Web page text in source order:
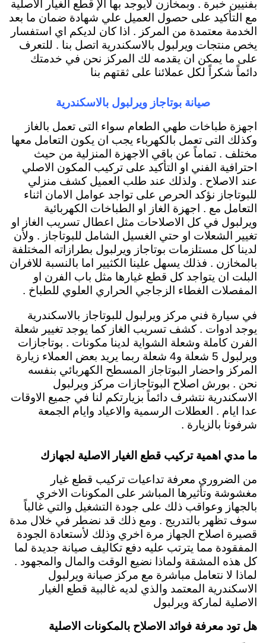
بفنيين خبرة . وبمخازن لايوجد بها الإ قطع الغيار الاصلية
مع التأكيد على حصول العميل علي شهادة ضمان ما بعد
الخدمة معتمدة من المركز . اذا كان لديكم اي استفسار
يخص منتجات ويرلبول بالاسكندرية اتصل بنا . للتعرف
على ما يمكن ان يقدمه لك المركز نحن في خدمتك
دائماً شكراً لكل عملائنا على ثقتهم بنا
صيانة بوتاجاز ويرلبول بالاسكندرية
اجهزة طباخات طهي الطعام سواء التى تعمل بالغاز
وكذلك التى تعمل بالكهرباء يجب ان يكون التعامل معها
مختلف . تماماً عن باقي الاجهزة المنزلية من حيث
احترافية الفني او التأكيد على تركيب المكون الاصلي
عند الاصلاح . ولذلك عند طلب العميل كشف منزلي
للبوتاجاز نؤكد الحرص على تواجد عوامل الامان اثناء
التعامل مع . اجهزة الغاز او الطباخات الكهربائية
ويرلبول في كل الاصلاحات مثل اعطال تسريب الغاز او
تغيير الشعلات او حتي الغسيل الشامل للبوتاجاز . ولأن
لدينا كل مستلزمات بوتاجاز ويرلبول بطرازاته المختلفة
بالمخازن . فذلك يسهل علينا الكثيير اما بالنسبة للافران
البلت ان يتواجد كل قطع غيارها مثل باب الفرن او
المفصلات الغطاء الزجاجي الحراري العلوي للطباخ .
في سيارة فني مركز ويرلبول للبوتاجاز بالاسكندرية
يوجد ادوات . كشف تسريب الغاز كما يوجد تغيير شعلة
الفرن كاملة وشعلة الشواية لدينا مكونات . بوتاجازات
ويرلبول 5 شعلة و4 شعلة ربما يريد بعض العملاء زيارة
المركز واحضار البوتاجاز المسطح الكهربائي بنفسه
نحن . بورش اصلاح البوتاجازات مركز ويرلبول
الاسكندرية نتشرف دائماً بزيارتكم لنا في جميع الاوقات
عدا ايام . العطلات الرسمية والاعياد وايام الجمعة
شرفونا بالزيارة .
ما مدي اهمية تركيب قطع الغيار الاصلية لجهازك
من الضروري معرفة تداعيات تركيب قطع غيار
مغشوشة وتأثيرها المباشر على المكونات الاخري
بالجهاز وعواقب ذلك على جودة التشغيل والتي غالباً
سوف تظهر بالتدريج . ومع ذلك قد نضطر في خلال مدة
قصيرة اصلاح الجهاز مرة اخري وذلك لأستعادة الجودة
المفقودة مما يترتب عليه دفع تكاليف صيانة جديدة لما
كل هذه المشقة ولماذا نضيع الوقت والمال والمجهود .
لماذا لا نتعامل مباشرة مع مركز صيانة ويرلبول
الاسكندرية المعتمد والذي لديه غالبية قطع الغيار
الاصلية لماركة ويرلبول
هل تود معرفة فوائد الاصلاح بالمكونات الاصلية